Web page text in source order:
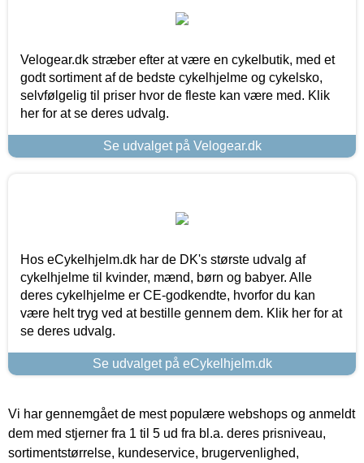
Velogear.dk stræber efter at være en cykelbutik, med et
godt sortiment af de bedste cykelhjelme og cykelsko,
selvfølgelig til priser hvor de fleste kan være med. Klik
her for at se deres udvalg.
Se udvalget på Velogear.dk
Hos eCykelhjelm.dk har de DK's største udvalg af
cykelhjelme til kvinder, mænd, børn og babyer. Alle
deres cykelhjelme er CE-godkendte, hvorfor du kan
være helt tryg ved at bestille gennem dem. Klik her for at
se deres udvalg.
Se udvalget på eCykelhjelm.dk
Vi har gennemgået de mest populære webshops og anmeldt
dem med stjerner fra 1 til 5 ud fra bl.a. deres prisniveau,
sortimentstørrelse, kundeservice, brugervenlighed,